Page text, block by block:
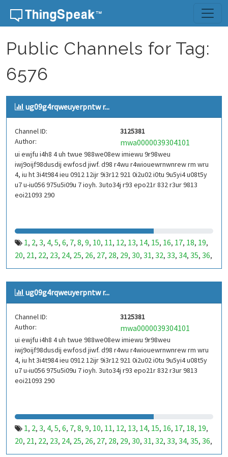
Skip to content
Public Channels for Tag:
6576
ug09g4rqweuyerpntw r...
Channel ID:
3125381
Author:
mwa0000039304101
ui ewjfu i4h8 4 uh twue 988we08ew imiewu 9r98weu
iwj9oijf98dusdij ewfosd jiwf. d98 r4wu r4wiouewrnwnrew rm wru
4, iu ht 3i4t984 ieu 0912 12ijr 9i3r12 921 0i2u02 i0tu 9u5yi4 u08t5y
u7 u-iu056 975u5i09u 7 ioyh. 3uto34j r93 epo21r 832 r3ur 9813
eoi21093 290
1, 2, 3, 4, 5, 6, 7, 8, 9, 10, 11, 12, 13, 14, 15, 16, 17, 18, 19,
20, 21, 22, 23, 24, 25, 26, 27, 28, 29, 30, 31, 32, 33, 34, 35, 36,
37,38,39,40,41,42,43,44,45,46,47,48,49,50,51,52,53,
99,100,101,102,103,104,105,106,107,108,109,110,
111,112,113,114,115,116,
123,124,125,126,127,128,129,130,131,132,133,134,
135,136,137 141,142,143
147,148 153,154,155,156,157,158
159,160,161,162,163,164,165 ,166,167,168,
171 ,172,173 ,174,175,176,177,178,179 ,180,181 ,182,
183,184,185,186, 187,188,189 ,190,191,192,193,194
195,196 ,197
231,232,233,234,235,236,237,238,239,
243, 244, 245, 246, 247,248,249,250 ,251,252, 253 ,254,
255 ,256,257, 258,259,260,261,262,263 ,264,265 , 266
ug09g4rqweuyerpntw r...
Channel ID:
3125381
Author:
mwa0000039304101
ui ewjfu i4h8 4 uh twue 988we08ew imiewu 9r98weu
iwj9oijf98dusdij ewfosd jiwf. d98 r4wu r4wiouewrnwnrew rm wru
4, iu ht 3i4t984 ieu 0912 12ijr 9i3r12 921 0i2u02 i0tu 9u5yi4 u08t5y
u7 u-iu056 975u5i09u 7 ioyh. 3uto34j r93 epo21r 832 r3ur 9813
eoi21093 290
1, 2, 3, 4, 5, 6, 7, 8, 9, 10, 11, 12, 13, 14, 15, 16, 17, 18, 19,
20, 21, 22, 23, 24, 25, 26, 27, 28, 29, 30, 31, 32, 33, 34, 35, 36,
37,38,39,40,41,42,43,44,45,46,47,48,49,50,51,52,53,